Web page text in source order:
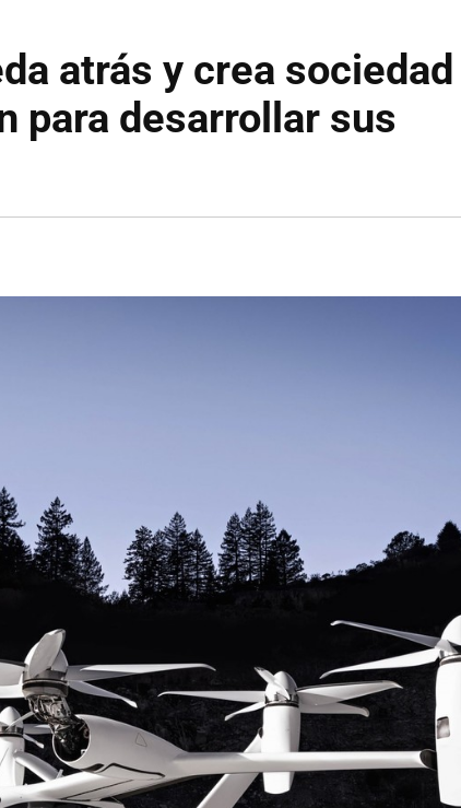
atrás y crea sociedad
para desarrollar sus